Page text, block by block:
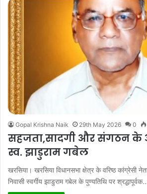
Gopal Krishna Naik 29th May 2026 0
सहजता,सादगी और संगठन के
स्व. झाडुराम गबेल
खरसिया। खरसिया विधानसभा क्षेत्र के वरिष्ठ कांग्रेसी
निवासी स्वर्गीय झाडुराम गबेल के पुण्यतिथि पर श्रद्धापूर्वक…